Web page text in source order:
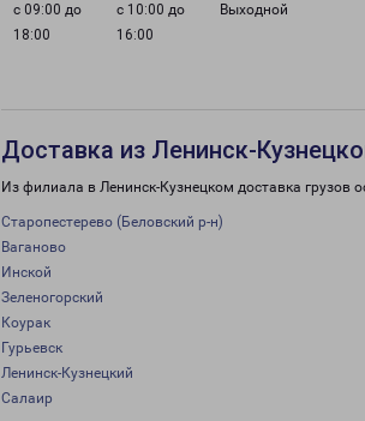
с 09:00 до
18:00
с 10:00 до
16:00
Выходной
Доставка из Ленинск-
Из филиала в Ленинск-Кузнецком доставка грузов
Старопестерево (Беловский р-н)
Ваганово
Инской
Зеленогорский
Коурак
Гурьевск
Ленинск-Кузнецкий
Салаир